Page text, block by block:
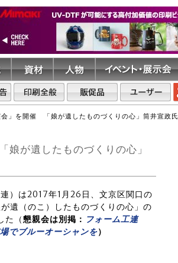
」を開催 「娘が遺したものづくりの心」筒井宣政氏
が遺したものづくりの心」
）は2017年1月26日、文京区関口の
遺（のこ）したものづくりの心」の
た（懇親会は別掲： フォーム工連
でブルーオーシャンを）